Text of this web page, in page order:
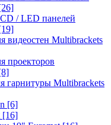
/ LED панелей
видеостен Multibrackets
проекторов
гарнитуры Multibrackets
[6]
[16]